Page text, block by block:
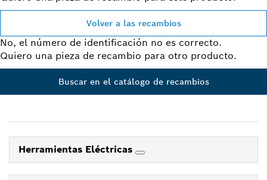
Volver a las recambios
No, el número de identificación no es correcto.
Quiero una pieza de recambio para otro producto.
Buscar en el catálogo de recambios
Herramientas Eléctricas